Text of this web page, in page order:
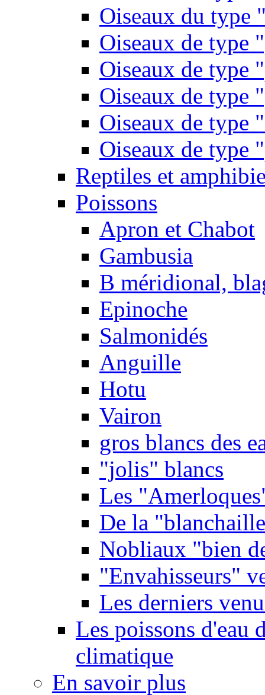
Oiseaux du type
Oiseaux de type
Oiseaux de type
Oiseaux de type
Oiseaux de type
Oiseaux de type
Reptiles et
Poissons
Apron et Chabot
Gambusia
B méridional,
Epinoche
Salmonidés
Anguille
Hotu
Vairon
gros blancs des
"jolis" blancs
Les
De la
Nobliaux "bien
"Envahisseurs"
Les derniers
Les poissons d'eau
climatique
En savoir plus